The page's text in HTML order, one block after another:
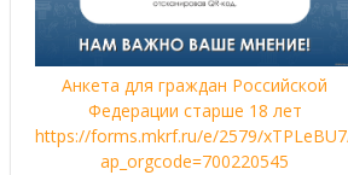
Анкета для граждан Российской
Федерации старше 18 лет
https://forms.mkrf.ru/e/2579/
ap_orgcode=700220545